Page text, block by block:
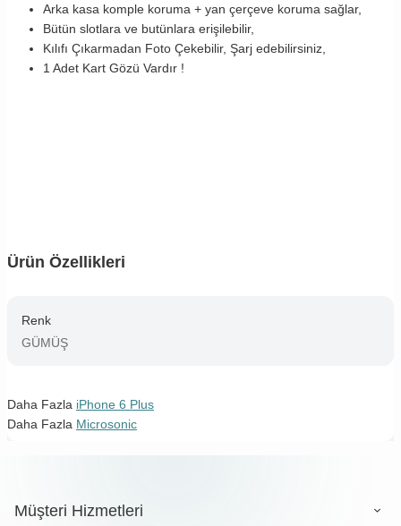
Arka kasa komple koruma + yan çerçeve koruma sağlar,
Bütün slotlara ve butünlara erişilebilir,
Kılıfı Çıkarmadan Foto Çekebilir, Şarj edebilirsiniz,
1 Adet Kart Gözü Vardır !
Ürün Özellikleri
Renk
GÜMÜŞ
Daha Fazla iPhone 6 Plus
Daha Fazla Microsonic
Müşteri Hizmetleri